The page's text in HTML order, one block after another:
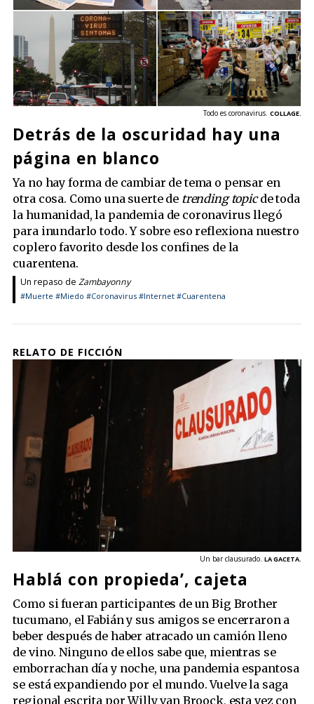
Todo es coronavirus. COLLAGE.
Detrás de la oscuridad hay una
página en blanco
Ya no hay forma de cambiar de tema o pensar en
otra cosa. Como una suerte de trending topicde toda
la humanidad, la pandemia de coronavirus llegó
para inundarlo todo. Y sobre eso reflexiona nuestro
coplero favorito desde los confines de la
cuarentena.
Un repaso de Zambayonny
#Muerte #Miedo #Coronavirus #Internet #Cuarentena
RELATO DE FICCIÓN
Un bar clausurado. LA GACETA.
Hablá con propieda’, cajeta
Como si fueran participantes de un Big Brother
tucumano, el Fabián y sus amigos se encerraron a
beber después de haber atracado un camión lleno
de vino. Ninguno de ellos sabe que, mientras se
emborrachan día y noche, una pandemia espantosa
se está expandiendo por el mundo. Vuelve la saga
regional escrita por Willy van Broock, esta vez con